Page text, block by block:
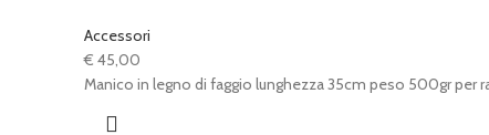
Accessori
€ 45,00
Manico in legno di faggio lunghezza 35cm peso 500gr per